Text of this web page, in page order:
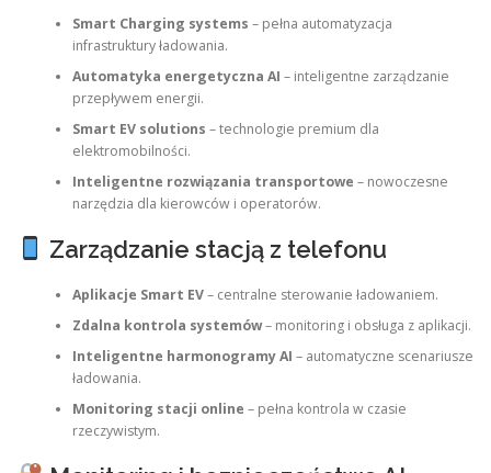
Smart Charging systems – pełna automatyzacja
infrastruktury ładowania.
Automatyka energetyczna AI – inteligentne zarządzanie
przepływem energii.
Smart EV solutions – technologie premium dla
elektromobilności.
Inteligentne rozwiązania transportowe – nowoczesne
narzędzia dla kierowców i operatorów.
Zarządzanie stacją z telefonu
Aplikacje Smart EV– centralne sterowanie ładowaniem.
Zdalna kontrola systemów– monitoring i obsługa z aplikacji.
Inteligentne harmonogramy AI – automatyczne scenariusze
ładowania.
Monitoring stacji online – pełna kontrola w czasie
rzeczywistym.